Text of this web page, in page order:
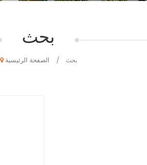
بحث
الصفحة الرئيسية / بحث